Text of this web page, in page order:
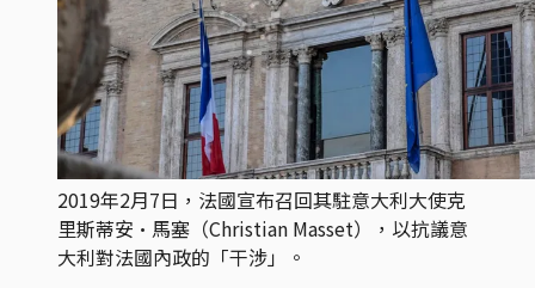
2019年2月7日，法國宣布召回其駐意大利大使克
里斯蒂安·馬塞（Christian Masset），以抗議意
大利對法國內政的「干涉」。